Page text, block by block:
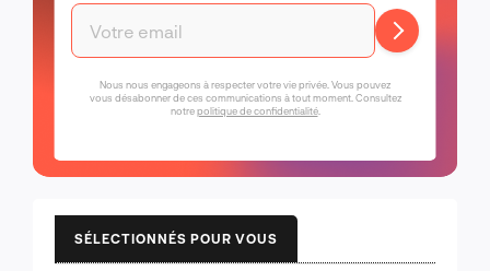
Nous nous engageons à respecter votre vie privée. Vous pouvez
vous désabonner de ces communications à tout moment. Consultez
notrepolitique de confidentialité.
SÉLECTIONNÉS POUR VOUS